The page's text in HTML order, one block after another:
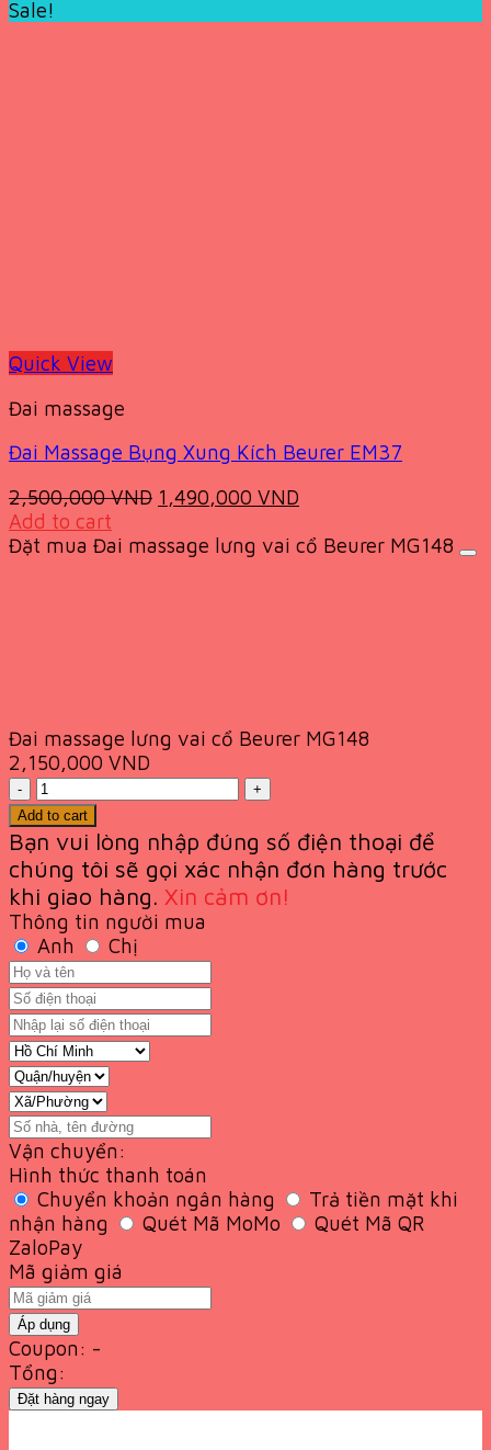
Sale!
Quick View
Đai massage
Đai Massage Bụng Xung Kích Beurer EM37
2,500,000VND Original
was:
1,490,000 VND
is:
Add to cart
Đặt mua Đai massage lưng vai cổ Beurer MG148
Đai massage lưng vai cổ Beurer MG148
2,150,000 VND
Quantity
Add to cart
Bạn vui lòng nhập đúng số điện thoại để
chúng tôi sẽ gọi xác nhận đơn hàng trước
khi giao hàng. Xin cảm ơn!
Thông tin người mua
Anh
Chị
Vận chuyển:
Hình thức thanh toán
Chuyển khoản ngân hàng
Trả tiền mặt khi
nhận hàng
Quét Mã MoMo
Quét Mã QR
ZaloPay
Mã giảm giá
Áp dụng
Coupon: -
Tổng:
Đặt hàng ngay